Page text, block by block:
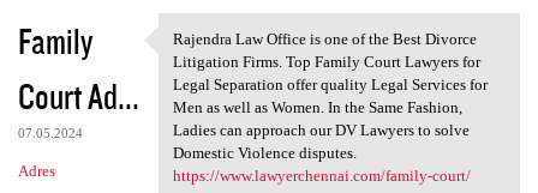
Family
Court Ad...
07.05.2024
Adres
Rajendra Law Office is one of
Rajendra Law Office is one of the Best Divorce
Litigation Firms. Top Family Court Lawyers for
Legal Separation offer quality Legal Services for
Men as well as Women. In the Same Fashion,
Ladies can approach our DV Lawyers to solve
Domestic Violence disputes.
https://www.lawyerchennai.com/family-court/